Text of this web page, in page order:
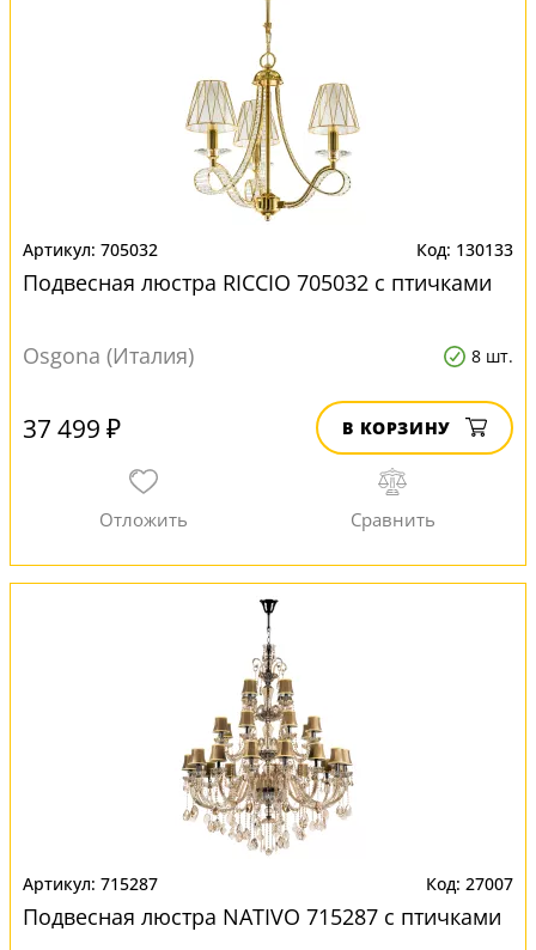
705032 130133
Подвесная люстра RICCIO 705032 с птичками
Osgona (Италия) 8 шт.
37 499 ₽ В КОРЗИНУ
715287 27007
Подвесная люстра NATIVO 715287 с птичками